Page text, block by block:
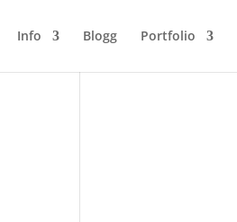
Info Blogg Portfolio